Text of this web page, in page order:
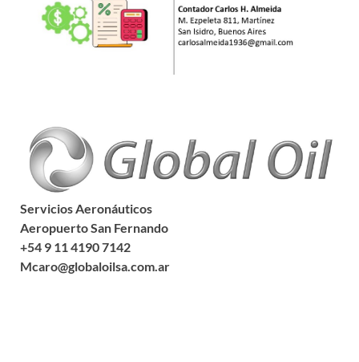
Servicios Aeronáuticos
Aeropuerto San Fernando
+54 9 11 4190 7142
Mcaro@globaloilsa.com.ar